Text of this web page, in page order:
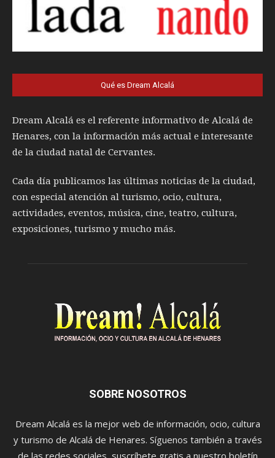
Qué es Dream Alcalá
Dream Alcalá es el referente informativo de Alcalá de
Henares, con la información más actual e interesante
de la ciudad natal de Cervantes.
Cada día publicamos las últimas noticias de la ciudad,
con especial atención al turismo, ocio, cultura,
actividades, eventos, música, cine, teatro, cultura,
exposiciones, turismo y mucho más.
SOBRE NOSOTROS
Dream Alcalá es la mejor web de información, ocio, cultura
y turismo de Alcalá de Henares. Síguenos también a través
de las redes sociales, suscríbete gratis a nuestro boletín